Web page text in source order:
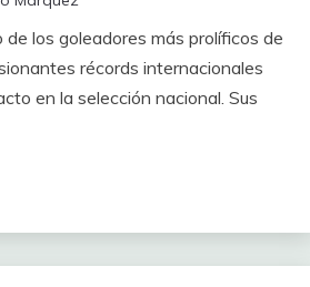
de los goleadores más prolíficos de
récords internacionales
en la selección nacional. Sus